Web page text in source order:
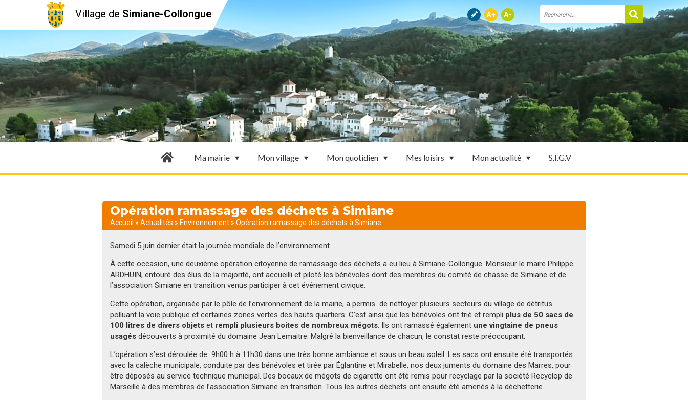
Village de Simiane-Collongue
Ma mairie Mon village Mon quotidien Mes loisirs Mon actualité S.I.G.V
Opération ramassage des déchets à Simiane
Accueil » Actualités » Environnement» Opération ramassage des déchets à Simiane
Samedi 5 juin dernier était la journée mondiale de l’environnement.
À cette occasion, une deuxième opération citoyenne de ramassage des déchets a eu lieu à Simiane-Collongue. Monsieur le maire Philippe
ARDHUIN, entouré des élus de la majorité, ont accueilli et piloté les bénévoles dont des membres du comité de chasse de Simiane et de
l’association Simiane en transition venus participer à cet événement civique.
Cette opération, organisée par le pôle de l’environnement de la mairie, a permis de nettoyer plusieurs secteurs du village de détritus
polluant la voie publique et certaines zones vertes des hauts quartiers. C’est ainsi que les bénévoles ont trié et rempli plus de 50 sacs de
100 litres de divers objetset rempli plusieurs boites de nombreux mégots. Ils ont ramassé également une vingtaine de pneus
usagésdécouverts à proximité du domaine Jean Lemaitre. Malgré la bienveillance de chacun, le constat reste préoccupant.
L’opération s’est déroulée de 9h00 h à 11h30 dans une très bonne ambiance et sous un beau soleil. Les sacs ont ensuite été transportés
avec la calèche municipale, conduite par des bénévoles et tirée par Églantine et Mirabelle, nos deux juments du domaine des Marres, pour
être déposés au service technique municipal. Des bocaux de mégots de cigarette ont été remis pour recyclage par la société Recyclop de
Marseille à des membres de l’association Simiane en transition. Tous les autres déchets ont ensuite été amenés à la déchetterie.